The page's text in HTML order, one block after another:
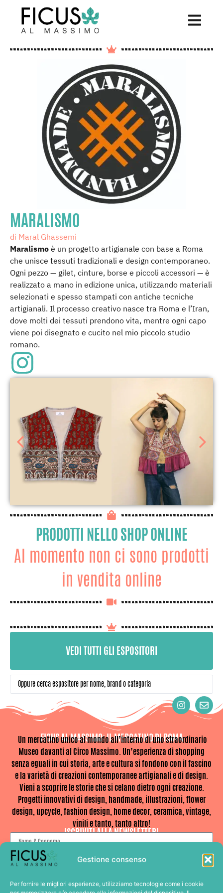
Gestione consenso
Per fornire le migliori esperienze, utilizziamo tecnologie come i cookie
MARALISMO
di Maral Ghassemi
Maralismo è un progetto artigianale con base a Roma
che unisce tessuti tradizionali e design contemporaneo.
Ogni pezzo — gilet, cinture, borse e piccoli accessori — è
realizzato a mano in edizione unica, utilizzando materiali
selezionati e spesso stampati con antiche tecniche
artigianali. Il processo creativo nasce tra Roma e l’Iran,
dove molti dei tessuti prendono vita, mentre ogni capo
viene poi disegnato e cucito nel mio piccolo studio
romano.
PRODOTTI NELLO SHOP ONLINE
Al momento non ci sono prodotti
in vendita online
VEDI TUTTI GLI ESPOSITORI
FICUS AL MASSIMO: IL MERCATINO DI ROMA
Un mercatino unico al mondo all’interno di uno straordinario
Museo davanti al Circo Massimo. Un’esperienza di shopping
senza eguali in cui storia, arte e cultura si fondono con il fascino
e la varietà di creazioni contemporanee artigianali e di design.
Vieni a scoprire le storie che si celano dietro ogni creazione.
Progetti innovativi di design, handmade, illustrazioni, flower
design, upcycle, fashion design, home decor, ceramica, vintage,
vinili e tanto, tanto altro!
ISCRIVITI ALLA NEWSLETTER!
Clicca qui se desideri ricevere le comunicazioni relative a Ficus al Massimo.